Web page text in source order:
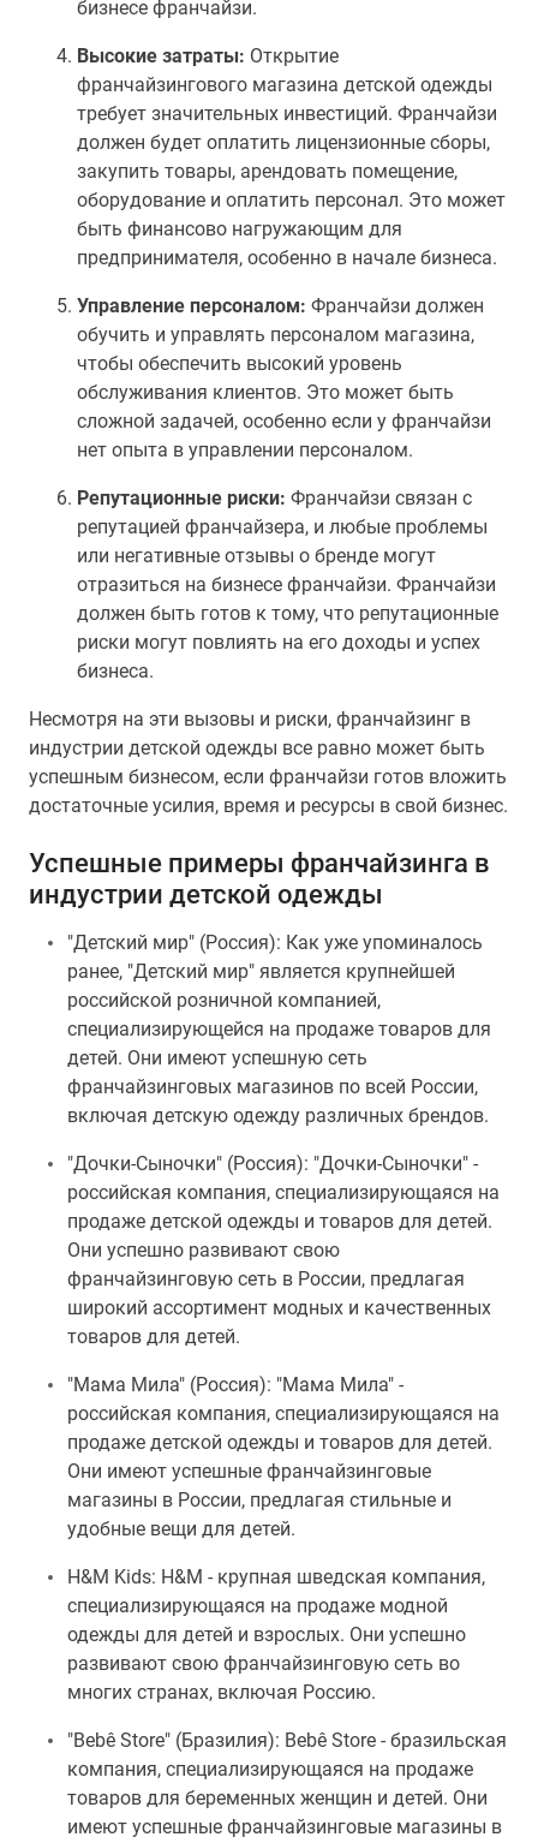
бизнесе франчайзи.
Высокие затраты: Открытие
франчайзингового магазина детской одежды
требует значительных инвестиций. Франчайзи
должен будет оплатить лицензионные сборы,
закупить товары, арендовать помещение,
оборудование и оплатить персонал. Это может
быть финансово нагружающим для
предпринимателя, особенно в начале бизнеса.
Управление персоналом: Франчайзи должен
обучить и управлять персоналом магазина,
чтобы обеспечить высокий уровень
обслуживания клиентов. Это может быть
сложной задачей, особенно если у франчайзи
нет опыта в управлении персоналом.
Репутационные риски: Франчайзи связан с
репутацией франчайзера, и любые проблемы
или негативные отзывы о бренде могут
отразиться на бизнесе франчайзи. Франчайзи
должен быть готов к тому, что репутационные
риски могут повлиять на его доходы и успех
бизнеса.
Несмотря на эти вызовы и риски, франчайзинг в
индустрии детской одежды все равно может быть
успешным бизнесом, если франчайзи готов вложить
достаточные усилия, время и ресурсы в свой бизнес.
Успешные примеры франчайзинга в
индустрии детской одежды
"Детский мир" (Россия): Как уже упоминалось
ранее, "Детский мир" является крупнейшей
российской розничной компанией,
специализирующейся на продаже товаров для
детей. Они имеют успешную сеть
франчайзинговых магазинов по всей России,
включая детскую одежду различных брендов.
"Дочки-Сыночки" (Россия): "Дочки-Сыночки" -
российская компания, специализирующаяся на
продаже детской одежды и товаров для детей.
Они успешно развивают свою
франчайзинговую сеть в России, предлагая
широкий ассортимент модных и качественных
товаров для детей.
"Мама Мила" (Россия): "Мама Мила" -
российская компания, специализирующаяся на
продаже детской одежды и товаров для детей.
Они имеют успешные франчайзинговые
магазины в России, предлагая стильные и
удобные вещи для детей.
H&M Kids: H&M - крупная шведская компания,
специализирующаяся на продаже модной
одежды для детей и взрослых. Они успешно
развивают свою франчайзинговую сеть во
многих странах, включая Россию.
"Bebê Store" (Бразилия): Bebê Store - бразильская
компания, специализирующаяся на продаже
товаров для беременных женщин и детей. Они
имеют успешные франчайзинговые магазины в